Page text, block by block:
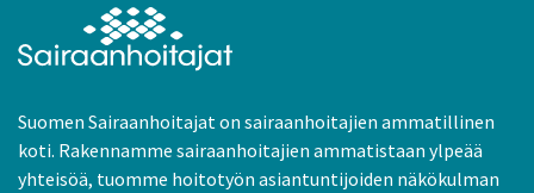
Suomen Sairaanhoitajat on sairaanhoitajien ammatillinen
koti. Rakennamme sairaanhoitajien ammatistaan ylpeää
yhteisöä, tuomme hoitotyön asiantuntijoiden näkökulman